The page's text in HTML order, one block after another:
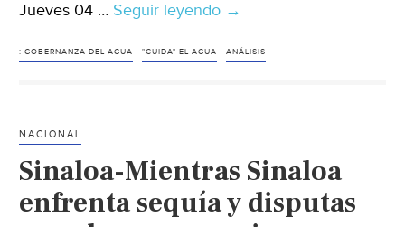
Jueves 04 … Seguir leyendo Nubes,
y
del
análisis
cualitativo
→
: GOBERNANZA DEL AGUA "CUIDA" EL AGUA ANÁLISIS
NACIONAL
Sinaloa-Mientras Sinaloa
enfrenta sequía y disputas